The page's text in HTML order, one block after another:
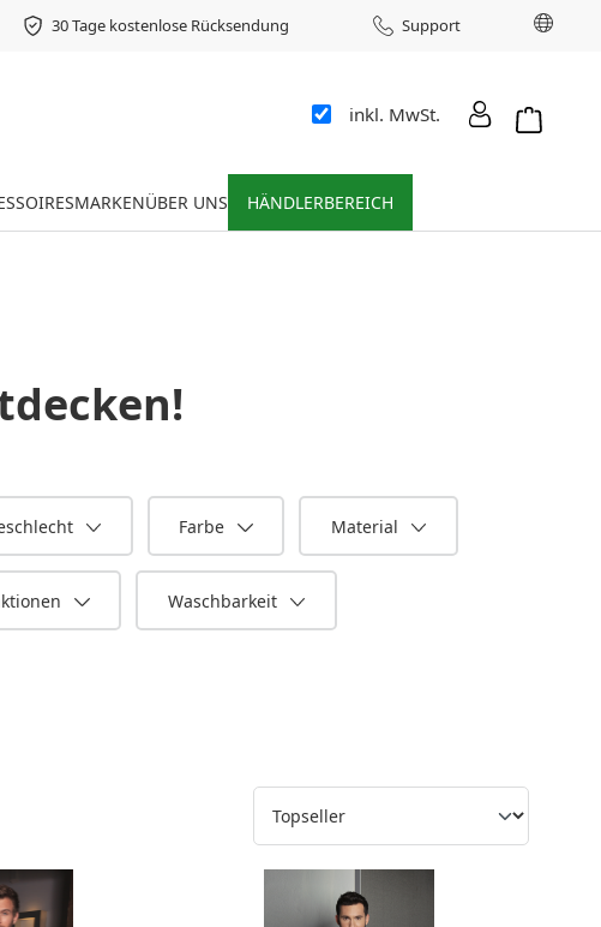
30 Tage kostenlose Rücksendung Support
inkl. MwSt.
MARKENÜBER UNS HÄNDLERBEREICH
Farbe Material
Waschbarkeit